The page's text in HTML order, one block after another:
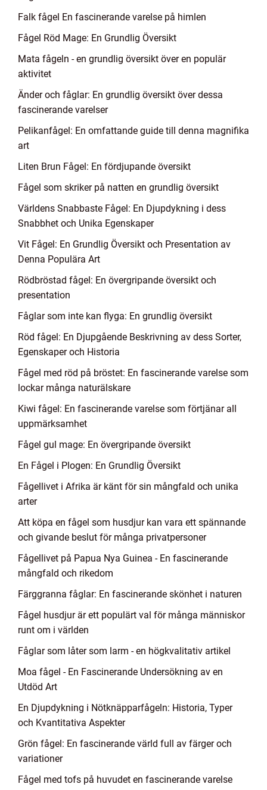
Falk fågel En fascinerande varelse på himlen
Fågel Röd Mage: En Grundlig Översikt
Mata fågeln - en grundlig översikt över en populär
aktivitet
Änder och fåglar: En grundlig översikt över dessa
fascinerande varelser
Pelikanfågel: En omfattande guide till denna magnifika
art
Liten Brun Fågel: En fördjupande översikt
Fågel som skriker på natten en grundlig översikt
Världens Snabbaste Fågel: En Djupdykning i dess
Snabbhet och Unika Egenskaper
Vit Fågel: En Grundlig Översikt och Presentation av
Denna Populära Art
Rödbröstad fågel: En övergripande översikt och
presentation
Fåglar som inte kan flyga: En grundlig översikt
Röd fågel: En Djupgående Beskrivning av dess Sorter,
Egenskaper och Historia
Fågel med röd på bröstet: En fascinerande varelse som
lockar många naturälskare
Kiwi fågel: En fascinerande varelse som förtjänar all
uppmärksamhet
Fågel gul mage: En övergripande översikt
En Fågel i Plogen: En Grundlig Översikt
Fågellivet i Afrika är känt för sin mångfald och unika
arter
Att köpa en fågel som husdjur kan vara ett spännande
och givande beslut för många privatpersoner
Fågellivet på Papua Nya Guinea - En fascinerande
mångfald och rikedom
Färggranna fåglar: En fascinerande skönhet i naturen
Fågel husdjur är ett populärt val för många människor
runt om i världen
Fåglar som låter som larm - en högkvalitativ artikel
Moa fågel - En Fascinerande Undersökning av en
Utdöd Art
En Djupdykning i Nötknäpparfågeln: Historia, Typer
och Kvantitativa Aspekter
Grön fågel: En fascinerande värld full av färger och
variationer
Fågel med tofs på huvudet en fascinerande varelse